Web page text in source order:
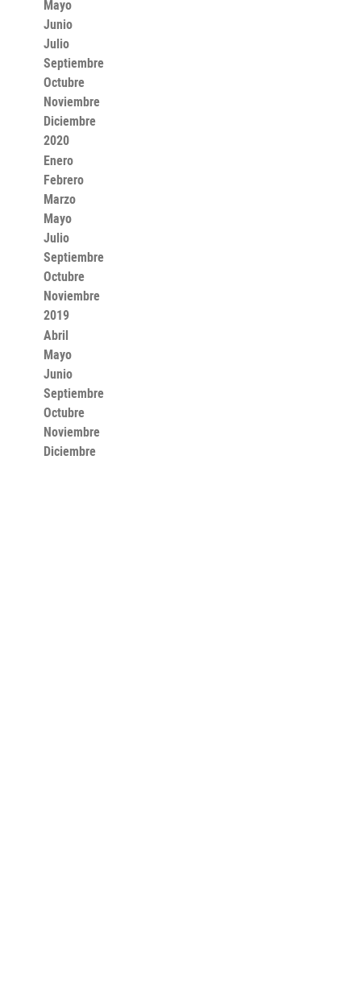
Mayo
Junio
Julio
Septiembre
Octubre
Noviembre
Diciembre
2020
Enero
Febrero
Marzo
Mayo
Julio
Septiembre
Octubre
Noviembre
2019
Abril
Mayo
Junio
Septiembre
Octubre
Noviembre
Diciembre